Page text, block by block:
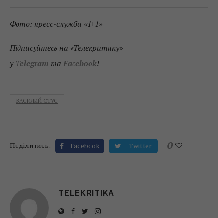
Фото: пресс-служба «1+1»
Підписуйтесь на «Телекритику»
у Telegram та Facebook!
ВАСИЛИЙ СТУС
Поділитись: Facebook Twitter 0
TELEKRITIKA